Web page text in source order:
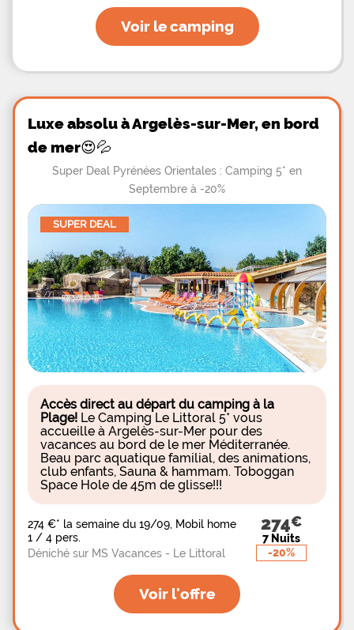
Voir le camping
Luxe absolu à Argelès-sur-Mer, en bord
de mer😍💦
Super Deal Pyrénées Orientales : Camping 5* en
Septembre à -20%
SUPER DEAL
Accès direct au départ du camping à la
Plage! Le Camping Le Littoral 5* vous
accueille à Argelès-sur-Mer pour des
vacances au bord de le mer Méditerranée.
Beau parc aquatique familial, des animations,
club enfants, Sauna & hammam. Toboggan
Space Hole de 45m de glisse!!!
274 €* la semaine du 19/09, Mobil home
1 / 4 pers.
Déniché sur MS Vacances - Le Littoral
274
7 Nuits
-20%
Voir l'offre